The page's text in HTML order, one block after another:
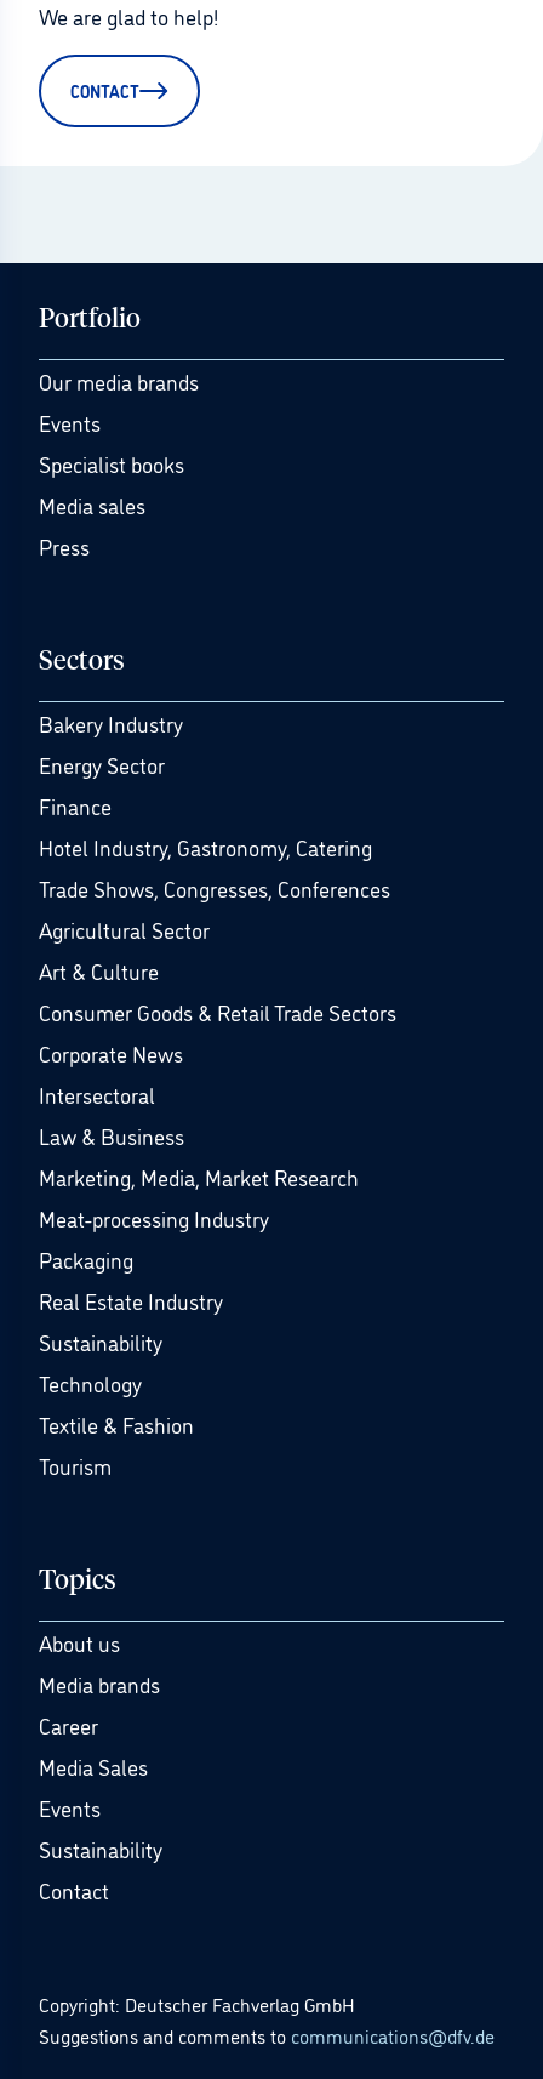
We are glad to help!
CONTACT
Portfolio
Our media brands
Events
Specialist books
Media sales
Press
Sectors
Bakery Industry
Energy Sector
Finance
Hotel Industry, Gastronomy, Catering
Trade Shows, Congresses, Conferences
Agricultural Sector
Art & Culture
Consumer Goods & Retail Trade Sectors
Corporate News
Intersectoral
Law & Business
Marketing, Media, Market Research
Meat-processing Industry
Packaging
Real Estate Industry
Sustainability
Technology
Textile & Fashion
Tourism
Topics
About us
Media brands
Career
Media Sales
Events
Sustainability
Contact
Copyright: Deutscher Fachverlag GmbH
Suggestions and comments to communications@dfv.de